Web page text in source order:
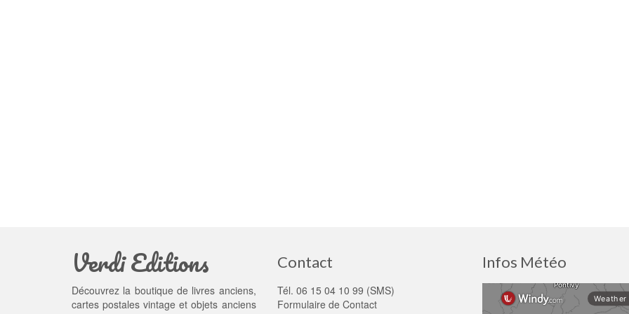
Verdi Editions
Découvrez la boutique de livres anciens,
cartes postales vintage et objets anciens
Contact
Tél. 06 15 04 10 99 (SMS)
Formulaire de Contact
Infos Météo